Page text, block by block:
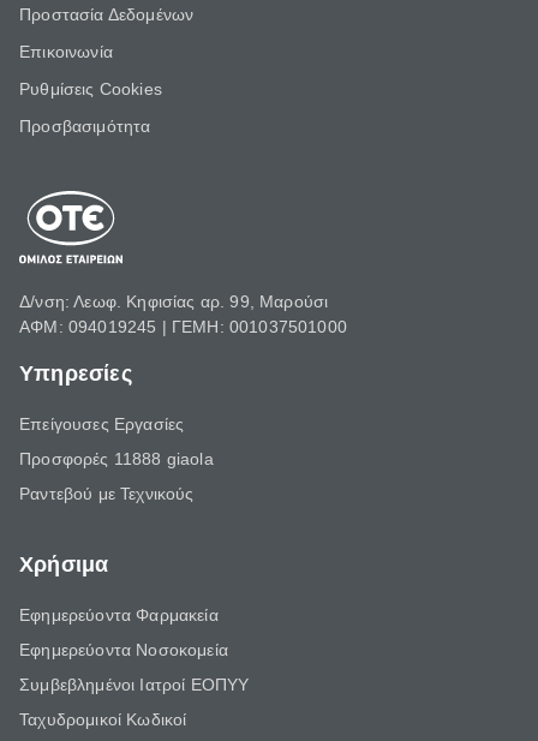
Προστασία Δεδομένων
Επικοινωνία
Ρυθμίσεις Cookies
Προσβασιμότητα
Δ/νση: Λεωφ. Κηφισίας αρ. 99, Μαρούσι
ΑΦΜ: 094019245 | ΓΕΜΗ: 001037501000
Υπηρεσίες
Επείγουσες Εργασίες
Προσφορές 11888 giaola
Ραντεβού με Τεχνικούς
Χρήσιμα
Εφημερεύοντα Φαρμακεία
Εφημερεύοντα Νοσοκομεία
Συμβεβλημένοι Ιατροί ΕΟΠΥΥ
Ταχυδρομικοί Κωδικοί